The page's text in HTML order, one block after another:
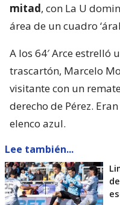
mitad, con La U
área de un cuadro
A los 64′ Arce estrelló
trascartón, Marcelo
visitante con un
derecho de Pérez.
elenco azul.
Lee también...